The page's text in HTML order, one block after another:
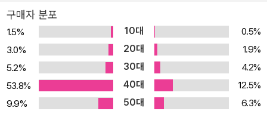
은 사상가와 정치가들이 끊임없이 제기하고 대립하고 논쟁해 온 생각
의 실타래들을 읽어 낼 수 있어야 한다. 그동안 학교에서 이루어지는
정치교육은 이렇듯 논쟁을 통해, 심지어는 투쟁을 통해 형성된 민주
주의의 개념을 고정된 정답, 이미 정리된 개념으로만 가르쳐 왔다. 민
주주의의 근간이 되는 생각들이 어떤 사회?문화적 배경에서 형성되
고, 어떤 쟁점들 속에 발전해 왔는지 구체적으로 사고할 기회가 주어
지지 않은 것이다. 이에 살아 있는 민주주의 교육, 스스로 사고하는 정
구매자 분포
1.5% 10대
0.5%
3.0%
20대
1.9%
5.2%
30대
4.2%
53.8%
40대
12.5%
9.9%
50대
6.3%